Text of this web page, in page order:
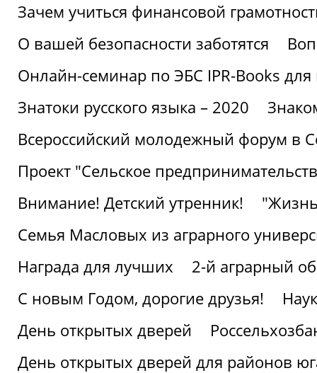
Зачем учиться финансовой
О вашей безопасности заботятся
Онлайн-семинар по ЭБС IPR-Books для
Знатоки русского языка – 2020
Всероссийский молодежный форум в
Проект "Сельское
Внимание! Детский утренник!
Семья Масловых из аграрного
Награда для лучших
2-й аграрный
С новым Годом, дорогие друзья!
День открытых дверей
День открытых дверей для районов